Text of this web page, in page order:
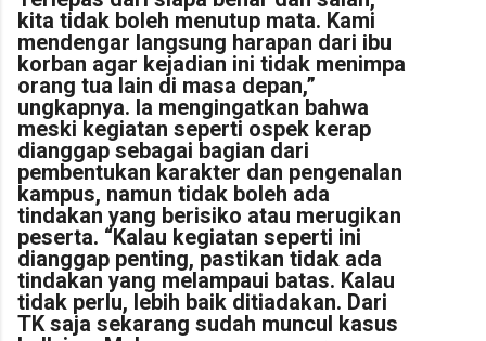
kita tidak boleh menutup mata. Kami
mendengar langsung harapan dari ibu
korban agar kejadian ini tidak menimpa
orang tua lain di masa depan,”
ungkapnya. Ia mengingatkan bahwa
meski kegiatan seperti ospek kerap
dianggap sebagai bagian dari
pembentukan karakter dan pengenalan
kampus, namun tidak boleh ada
tindakan yang berisiko atau merugikan
peserta. “Kalau kegiatan seperti ini
dianggap penting, pastikan tidak ada
tindakan yang melampaui batas. Kalau
tidak perlu, lebih baik ditiadakan. Dari
TK saja sekarang sudah muncul kasus